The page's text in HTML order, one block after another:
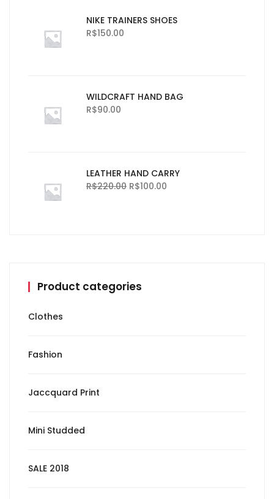
NIKE TRAINERS SHOES
R$150.00
WILDCRAFT HAND BAG
R$90.00
LEATHER HAND CARRY
R$220.00 R$100.00
Product categories
Clothes
Fashion
Jaccquard Print
Mini Studded
SALE 2018